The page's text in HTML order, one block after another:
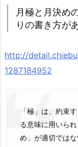
月極と月決め
りの書き方が
http://
1287184952
「極」は、約束
る意味に用いら
め」が適切ではな